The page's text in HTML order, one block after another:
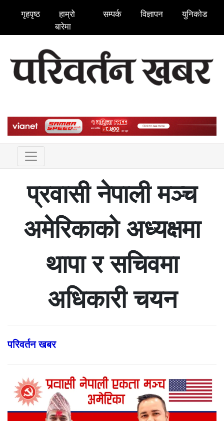
गृहपृष्ठ
हाम्रो
बारेमा
सम्पर्क विज्ञापन युनिकोड
प्रवासी नेपाली मञ्च
अमेरिकाको अध्यक्षमा
थापा र सचिवमा
अधिकारी चयन
परिवर्तन खबर